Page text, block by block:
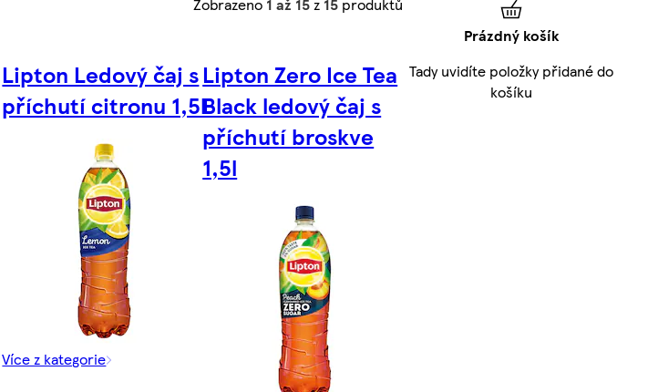
Lipton Ledový čaj s
příchutí citronu 1,5l
Více z kategorie
Lipton Zero Ice Tea
Black ledový čaj s
příchutí broskve
1,5l
Prázdný košík
Tady uvidíte položky přidané do
košíku